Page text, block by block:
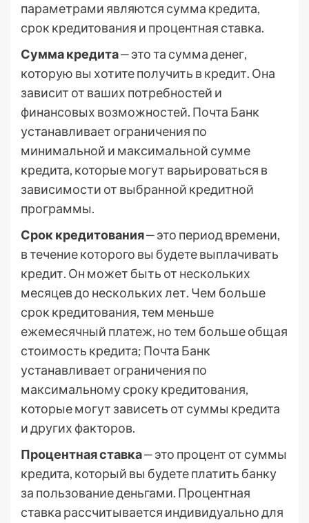
параметрами являются сумма кредита,
срок кредитования и процентная ставка.
Сумма кредита‒ это та сумма денег,
которую вы хотите получить в кредит. Она
зависит от ваших потребностей и
финансовых возможностей. Почта Банк
устанавливает ограничения по
минимальной и максимальной сумме
кредита, которые могут варьироваться в
зависимости от выбранной кредитной
программы.
Срок кредитования‒ это период времени,
в течение которого вы будете выплачивать
кредит. Он может быть от нескольких
месяцев до нескольких лет. Чем больше
срок кредитования, тем меньше
ежемесячный платеж, но тем больше общая
стоимость кредита; Почта Банк
устанавливает ограничения по
максимальному сроку кредитования,
которые могут зависеть от суммы кредита
и других факторов.
Процентная ставка‒ это процент от суммы
кредита, который вы будете платить банку
за пользование деньгами. Процентная
ставка рассчитывается индивидуально для